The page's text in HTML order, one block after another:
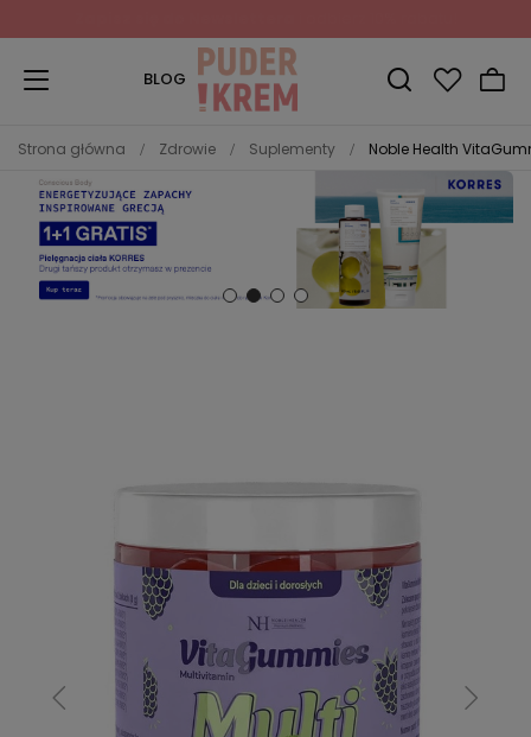
BLOG
Strona główna Zdrowie Suplementy Noble Health